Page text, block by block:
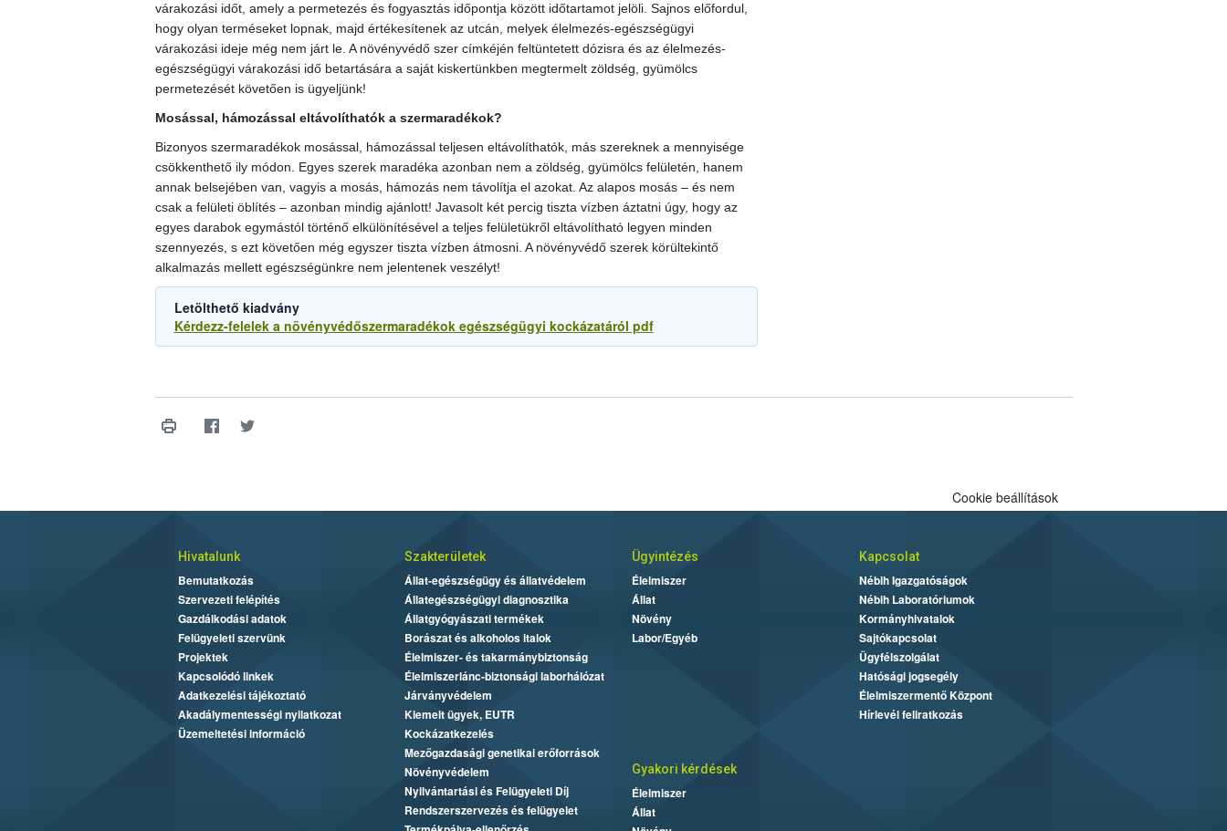
várakozási időt, amely a permetezés és fogyasztás időpontja között időtartamot jelöli. Sajnos előfordul,
hogy olyan terméseket lopnak, majd értékesítenek az utcán, melyek élelmezés-egészségügyi
várakozási ideje még nem járt le. A növényvédő szer címkéjén feltüntetett dózisra és az élelmezés-
egészségügyi várakozási idő betartására a saját kiskertünkben megtermelt zöldség, gyümölcs
permetezését követően is ügyeljünk!
Mosással, hámozással eltávolíthatók a szermaradékok?
Bizonyos szermaradékok mosással, hámozással teljesen eltávolíthatók, más szereknek a mennyisége
csökkenthető ily módon. Egyes szerek maradéka azonban nem a zöldség, gyümölcs felületén, hanem
annak belsejében van, vagyis a mosás, hámozás nem távolítja el azokat. Az alapos mosás – és nem
csak a felületi öblítés – azonban mindig ajánlott! Javasolt két percig tiszta vízben áztatni úgy, hogy az
egyes darabok egymástól történő elkülönítésével a teljes felületükről eltávolítható legyen minden
szennyezés, s ezt követően még egyszer tiszta vízben átmosni. A növényvédő szerek körültekintő
alkalmazás mellett egészségünkre nem jelentenek veszélyt!
Letölthető kiadvány
Kérdezz-felelek a növényvédőszermaradékok egészségügyi kockázatáról pdf
Cookie beállítások
Hivatalunk
Bemutatkozás
Szervezeti felépítés
Gazdálkodási adatok
Felügyeleti szervünk
Projektek
Kapcsolódó linkek
Adatkezelési tájékoztató
Akadálymentességi nyilatkozat
Üzemeltetési információ
Szakterületek
Állat-egészségügy és állatvédelem
Állategészségügyi diagnosztika
Állatgyógyászati termékek
Borászat és alkoholos italok
Élelmiszer- és takarmánybiztonság
Élelmiszerlánc-biztonsági laborhálózat
Járványvédelem
Kiemelt ügyek, EUTR
Kockázatkezelés
Mezőgazdasági genetikai erőforrások
Növényvédelem
Nyilvántartási és Felügyeleti Díj
Rendszerszervezés és felügyelet
Ügyintézés
Élelmiszer
Állat
Növény
Labor/Egyéb
Kapcsolat
Nébih Igazgatóságok
Nébih Laboratóriumok
Kormányhivatalok
Sajtókapcsolat
Ügyfélszolgálat
Hatósági jogsegély
Élelmiszermentő Központ
Hírlevél feliratkozás
Gyakori kérdések
Élelmiszer
Állat